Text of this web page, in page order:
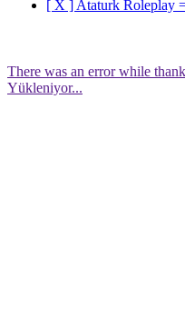
[ X ] Ataturk Roleplay
There was an error while
Yükleniyor...